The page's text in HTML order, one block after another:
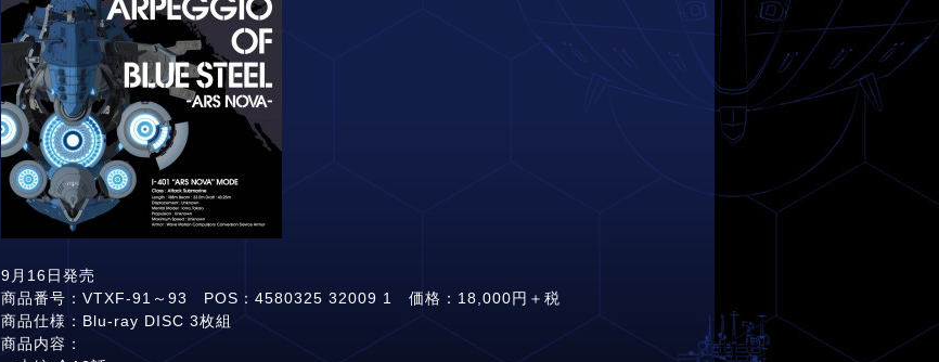
9月16日発売
商品番号：VTXF-91～93 POS：4580325 32009 1 価格：18,000円＋税
商品仕様：Blu-ray DISC 3枚組
商品内容：